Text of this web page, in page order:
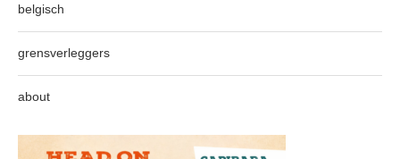
belgisch
grensverleggers
about